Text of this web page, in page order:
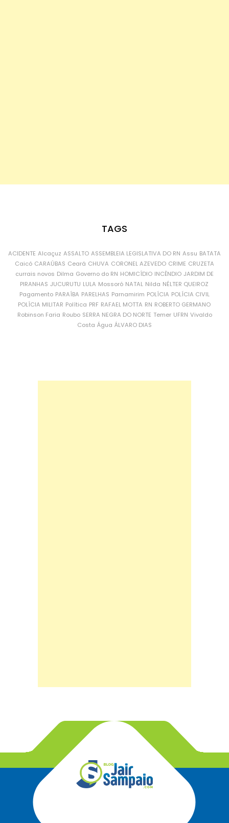
TAGS
ACIDENTE Alcaçuz ASSALTO ASSEMBLEIA LEGISLATIVA DO RN Assu BATATA
Caicó CARAÚBAS Ceará CHUVA CORONEL AZEVEDO CRIME CRUZETA
currais novos Dilma Governo do RN HOMICÍDIO INCÊNDIO JARDIM DE
PIRANHAS JUCURUTU LULA Mossoró NATAL Nilda NÉLTER QUEIROZ
Pagamento PARAÍBA PARELHAS Parnamirim POLÍCIA POLÍCIA CIVIL
POLÍCIA MILITAR Política PRF RAFAEL MOTTA RN ROBERTO GERMANO
Robinson Faria Roubo SERRA NEGRA DO NORTE Temer UFRN Vivaldo
Costa Água ÁLVARO DIAS